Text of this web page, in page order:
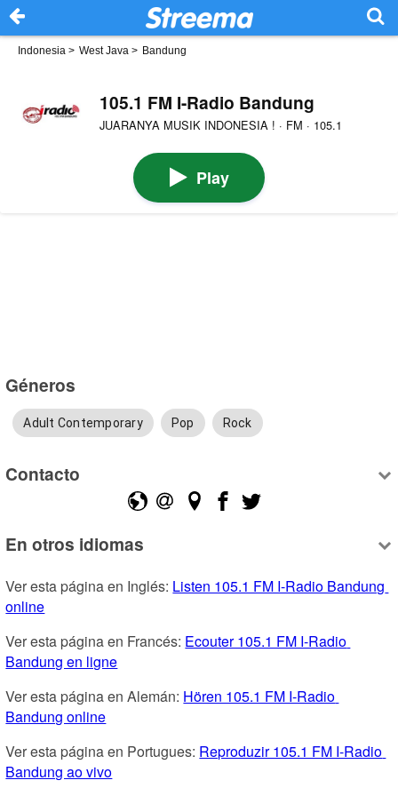
Indonesia > West Java > Bandung
105.1 FM I-Radio Bandung
JUARANYA MUSIK INDONESIA ! · FM · 105.1
Play
Géneros
Adult Contemporary Pop Rock
Contacto
En otros idiomas
Ver esta página en Inglés: Listen 105.1 FM I-Radio Bandung
online
Ver esta página en Francés: Ecouter 105.1 FM I-Radio
Bandung en ligne
Ver esta página en Alemán: Hören 105.1 FM I-Radio
Bandung online
Ver esta página en Portugues: Reproduzir 105.1 FM I-Radio
Bandung ao vivo